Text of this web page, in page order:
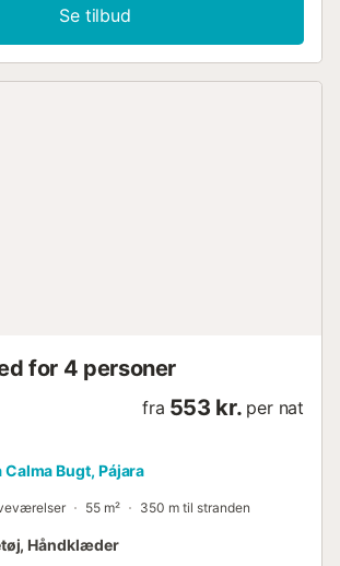
Se tilbud
for 4 personer
fra 553 kr. per nat
Bugt, Pájara
55 m² 350 m til stranden
Håndklæder